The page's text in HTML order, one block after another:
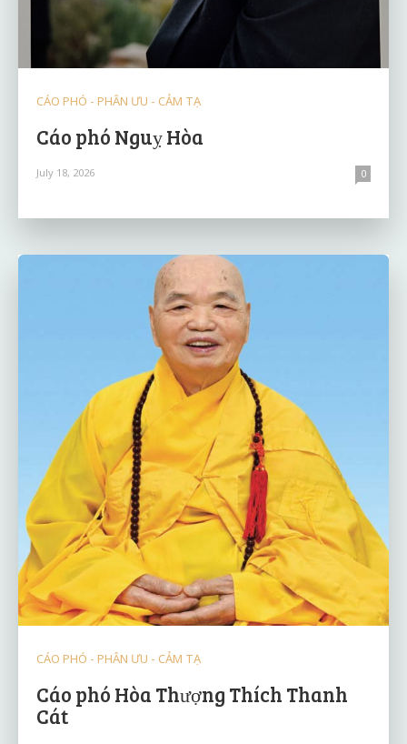
CÁO PHÓ - PHÂN ƯU - CẢM TẠ
Cáo phó Nguỵ Hòa
July 18, 2026 0
CÁO PHÓ - PHÂN ƯU - CẢM TẠ
Cáo phó Hòa Thượng Thích Thanh
Cát